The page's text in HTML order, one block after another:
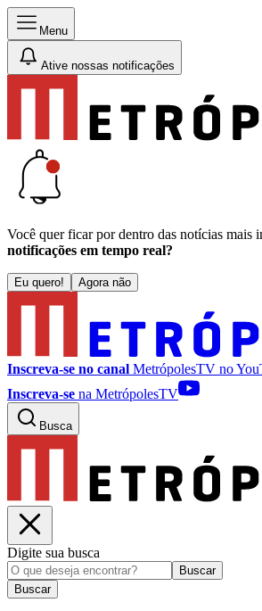
Menu
Ative nossas notificações
Você quer ficar por dentro das notícias mais
notificações em tempo real?
Eu quero! Agora não
Inscreva-se no canal MetrópolesTV no
Inscreva-se na MetrópolesTV
Busca
Digite sua busca
Buscar
Buscar